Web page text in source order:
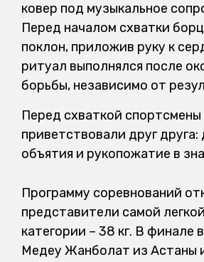
ковер под музыкальное
Перед началом схватки
поклон, приложив руку к
ритуал выполнялся после
борьбы, независимо от
Перед схваткой спортсмены
приветствовали друг друга:
объятия и рукопожатие в
Программу соревнований
представители самой
категории – 38 кг. В финале
Медеу Жанболат из Астаны